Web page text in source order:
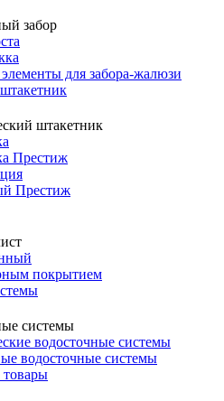
забор
для забора-жалюзи
штакетник
Престиж
Престиж
покрытием
системы
водосточные системы
водосточные системы